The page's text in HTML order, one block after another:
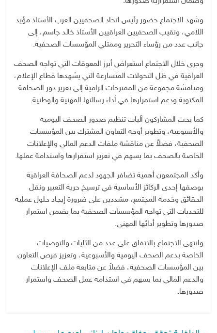
وشهد الاجتماع حضور رئيس اتحاد الصحفيين العرب الأستاذ مؤيد
اللامي، ونقيب الصحفيين العراقيين الأستاذ خالد جاسم، إلى
جانب عدد من رؤساء التحرير وممثلي المؤسسات الصحفية.
وجرى خلال الاجتماع استعراض أبرز المعوقات التي تواجه الصحف
العراقية في ظل التحولات المتسارعة التي يشهدها قطاع الإعلام،
ومناقشة مجموعة من المقترحات الرامية إلى تعزيز دور الصحافة
المكتوبة ودعم استمرارها في أداء رسالتها المهنية والوطنية.
كما بحث المشاركون آليات تنظيم صدور الصحف اليومية
والأسبوعية، وتطوير أوجه التعاون المشترك بين المؤسسات
الصحفية، فضلاً عن مناقشة ملفات الدعم المالي والإعلانات
الخاصة بالصحف بما يسهم في تعزيز استقرارها واستدامة عملها.
وأكد المجتمعون أهمية تضافر الجهود لدعم الصحافة العراقية
بوصفها إحدى الركائز الأساسية في ترسيخ حرية التعبير ونقل
الحقائق وخدمة المجتمع، مشددين على ضرورة إيجاد حلول عملية
للتحديات التي تواجه المؤسسات الصحفية بما يضمن استمرار
صدورها وتطوير أدائها المهني.
وانتهى الاجتماع بالاتفاق على عدد من الآليات والتوصيات
الخاصة بدعم الصحف اليومية والأسبوعية، وتعزيز فرص التعاون
بين المؤسسات الصحفية، فضلاً عن متابعة ملف الإعلانات
والدعم المالي بما يسهم في استدامة عمل الصحف واستمرار
صدورها.